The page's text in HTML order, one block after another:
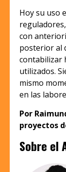
Hoy su uso
con
posterior al
contabilizar
utilizados.
mismo
en las
Por
proyectos
Sobre el